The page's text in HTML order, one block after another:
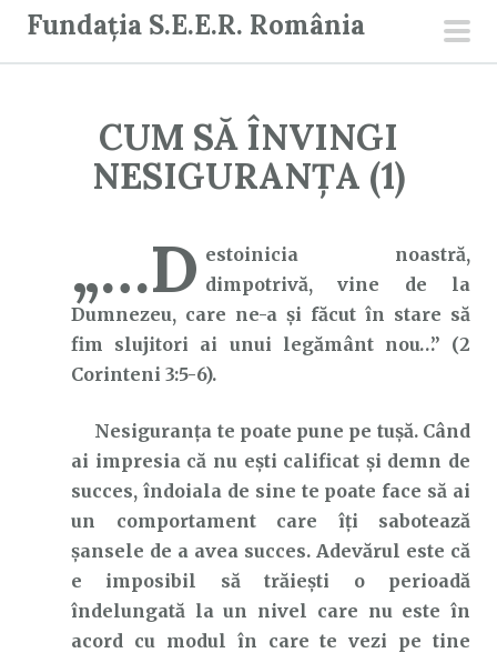
Fundația S.E.E.R. România
CUM SĂ ÎNVINGI
NESIGURANȚA (1)
„…D estoinicia noastră,
dimpotrivă, vine de la
Dumnezeu, care ne-a şi făcut în stare să
fim slujitori ai unui legământ nou…” (2
Corinteni 3:5-6).
Nesiguranța te poate pune pe tușă. Când
ai impresia că nu ești calificat și demn de
succes, îndoiala de sine te poate face să ai
un comportament care îți sabotează
șansele de a avea succes. Adevărul este că
e imposibil să trăiești o perioadă
îndelungată la un nivel care nu este în
acord cu modul în care te vezi pe tine